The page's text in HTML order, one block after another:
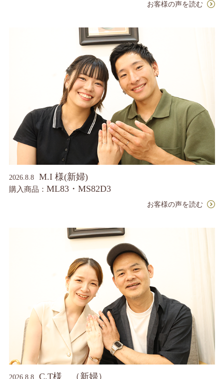
お客様の声を読む
2026.8.8 M.I 様(新婦)
購入商品： ML83・MS82D3
お客様の声を読む
2026.8.8 C.T様 （新婦）